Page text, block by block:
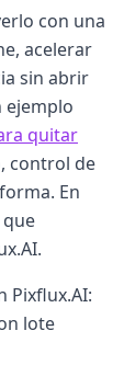
con una
acelerar
sin abrir
ejemplo
quitar
control de
En
Pixflux.AI:
lote